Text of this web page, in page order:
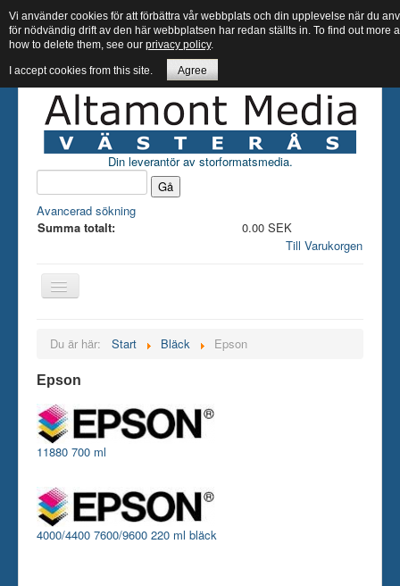
Din leverantör av storformatsmedia.
Avancerad sökning
Summa totalt:
0.00 SEK
Till Varukorgen
Papper
Skrivare
Tillbehör
Du är här: Start Bläck Epson
Epson
11880 700 ml
4000/4400 7600/9600 220 ml bläck
Vi använder cookies för att förbättra vår webbplats och din upplevelse när du
för nödvändig drift av den här webbplatsen har redan ställts in. To find out more
how to delete them, see our privacy policy.
I accept cookies from this site. Agree